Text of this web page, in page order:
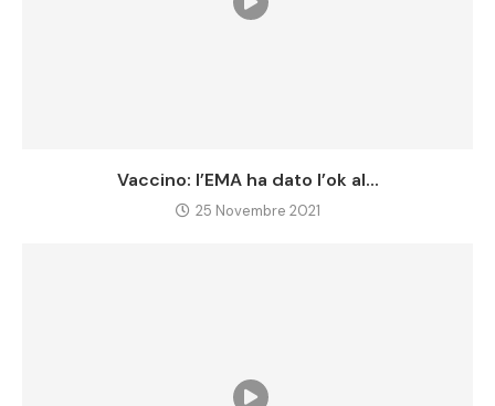
Vaccino: l’EMA ha dato l’ok al...
25 Novembre 2021